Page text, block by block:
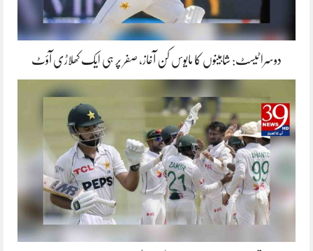
دوسرا ٹیسٹ: شاہینوں کا مایوس کن آغاز، صفر پر ہی ایک کھلاڑی آؤٹ